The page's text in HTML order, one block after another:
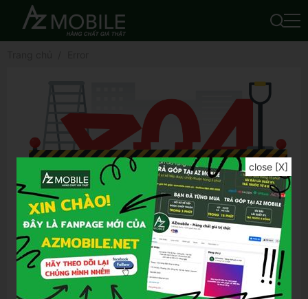
Để tìm được kết quả chính xác hơn, bạn vui
lòng:
Kiểm tra lỗi chính tả của từ khóa đã nhập
Thử lại bằng từ khóa khác
Thử lại bằng những từ khóa tổng quát hơn
Thử lại bằng những từ khóa ngắn gọn hơn
close [X]